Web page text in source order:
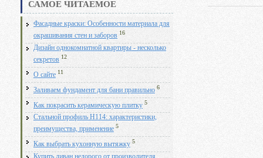
САМОЕ ЧИТАЕМОЕ
Фасадные краски: Особенности материала для
окрашивания стен и заборов 16
Дизайн однокомнатной квартиры - несколько
секретов 12
О сайте 11
Заливаем фундамент для бани правильно 6
Как покрасить керамическую плитку 5
Стальной профиль Н114: характеристики,
преимущества, применение 5
Как выбрать кухонную вытяжку 5